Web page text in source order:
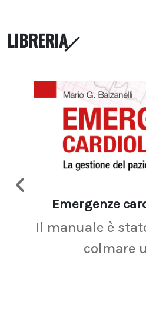
LIBRERIA
Emergenze
Il manuale è
colmare